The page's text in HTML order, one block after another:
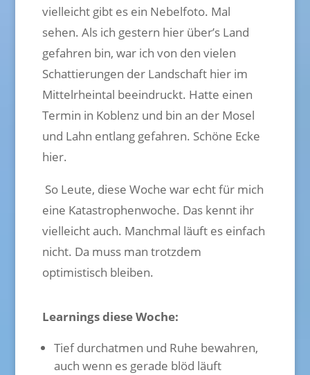
vielleicht gibt es ein Nebelfoto. Mal
sehen. Als ich gestern hier über’s Land
gefahren bin, war ich von den vielen
Schattierungen der Landschaft hier im
Mittelrheintal beeindruckt. Hatte einen
Termin in Koblenz und bin an der Mosel
und Lahn entlang gefahren. Schöne Ecke
hier.
So Leute, diese Woche war echt für mich
eine Katastrophenwoche. Das kennt ihr
vielleicht auch. Manchmal läuft es einfach
nicht. Da muss man trotzdem
optimistisch bleiben.
Learnings diese Woche:
Tief durchatmen und Ruhe bewahren,
auch wenn es gerade blöd läuft